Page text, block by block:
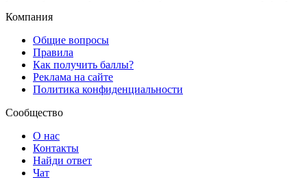
Компания
Общие вопросы
Правила
Как получить баллы?
Реклама на сайте
Политика конфиденциальности
Сообщество
О нас
Контакты
Найди ответ
Чат